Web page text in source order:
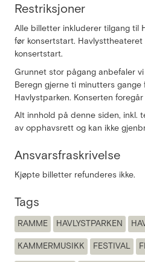
Restriksjoner
Alle billetter inkluderer tilgang til
før konsertstart.
konsertstart.
Grunnet stor pågang anbefaler
Beregn gjerne ti minutters
Havlystparken. Konserten
Alt innhold på denne siden, inkl.
av opphavsrett og kan ikke
Ansvarsfraskrivelse
Kjøpte billetter refunderes ikke.
Tags
RAMME HAVLYSTPARKEN
KAMMERMUSIKK FESTIVAL